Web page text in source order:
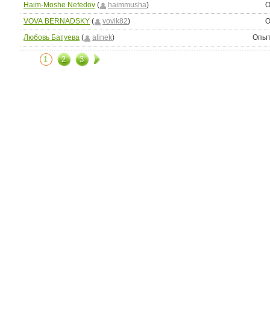
Haim-Moshe Nefedov ( haimmusha)
VOVA BERNADSKY ( vovik82)
Любовь Батуева ( alinek)
1 2 3